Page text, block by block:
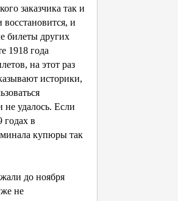
заказчика так и
и
билеты других
1918 года
на этот раз
историки,
удалось. Если
годах в
купюры так
до ноября
не